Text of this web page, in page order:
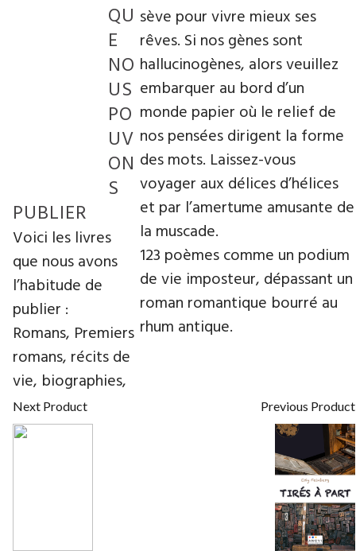
sève pour vivre mieux ses
rêves. Si nos gènes sont
hallucinogènes, alors veuillez
embarquer au bord d’un
monde papier où le relief de
nos pensées dirigent la forme
des mots. Laissez-vous
voyager aux délices d’hélices
et par l’amertume amusante de
la muscade.
123 poèmes comme un podium
de vie imposteur, dépassant un
roman romantique bourré au
rhum antique.
Next Product Previous Product
QU
E
NO
US
PO
UV
ON
S
PUBLIER
Voici les livres
que nous avons
l’habitude de
publier :
Romans, Premiers
romans, récits de
vie, biographies,